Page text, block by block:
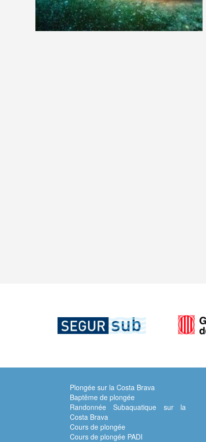
Plongée sur la Costa Brava
Baptême de plongée
Randonnée Subaquatique sur la
Costa Brava
Cours de plongée
Cours de plongée PADI